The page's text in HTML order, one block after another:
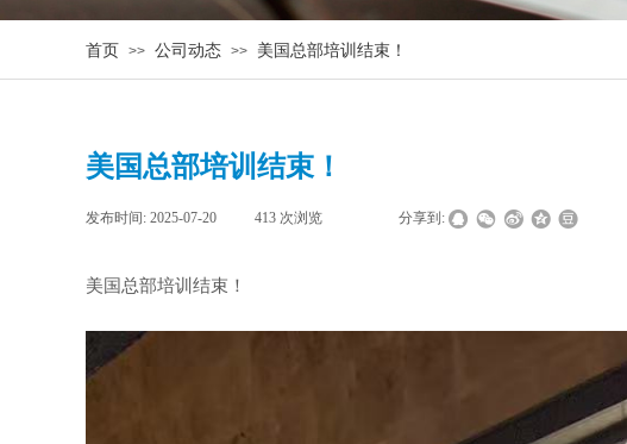
首页 >> 公司动态 >> 美国总部培训结束！
美国总部培训结束！
发布时间: 2025-07-20 413 次浏览 分享到:
美国总部培训结束！